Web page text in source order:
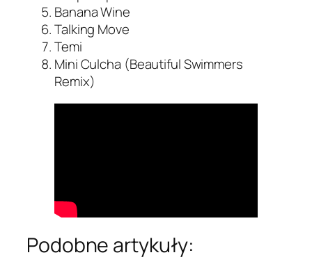
Banana Wine
Talking Move
Temi
Mini Culcha (Beautiful Swimmers
Remix)
Podobne artykuły: